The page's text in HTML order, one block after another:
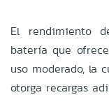
El rendimiento
batería que
uso moderado, la
otorga recargas